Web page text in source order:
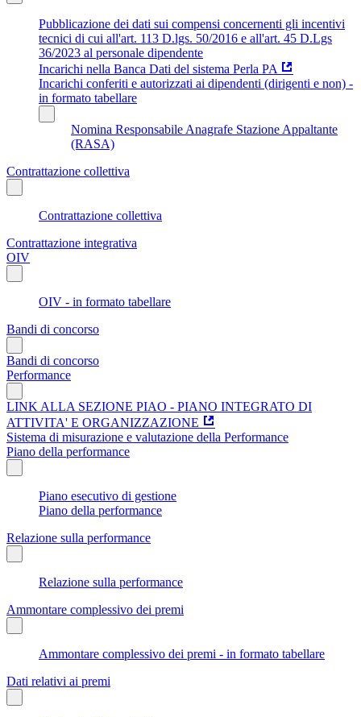
Pubblicazione dei dati sui compensi concernenti gli incentivi
tecnici di cui all'art. 113 D.lgs. 50/2016 e all'art. 45 D.Lgs
36/2023 al personale dipendente
Incarichi nella Banca Dati del sistema Perla PA
Incarichi conferiti e autorizzati ai dipendenti (dirigenti e non) -
in formato tabellare
Nomina Responsabile Anagrafe Stazione Appaltante
(RASA)
Contrattazione collettiva
Contrattazione collettiva
Contrattazione integrativa
OIV
OIV - in formato tabellare
Bandi di concorso
Bandi di concorso
Performance
LINK ALLA SEZIONE PIAO - PIANO INTEGRATO DI
ATTIVITA' E ORGANIZZAZIONE
Sistema di misurazione e valutazione della Performance
Piano della performance
Piano esecutivo di gestione
Piano della performance
Relazione sulla performance
Relazione sulla performance
Ammontare complessivo dei premi
Ammontare complessivo dei premi - in formato tabellare
Dati relativi ai premi